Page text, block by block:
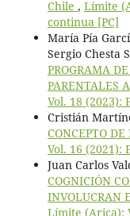
Chile , Límite
continua [PC]
María Pía
Sergio Chesta
PROGRAMA
PARENTALES
Vol. 18 (2023):
Cristián
CONCEPTO
Vol. 16 (2021):
Juan Carlos
COGNICIÓN
INVOLUCRAN
Límite (Arica):